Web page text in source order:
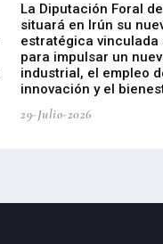
La Diputación Foral
situará en Irún su
estratégica vinculada
para impulsar un
industrial, el empleo
innovación y el
29-Julio-2026